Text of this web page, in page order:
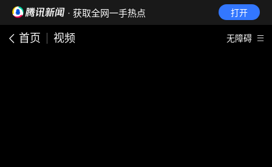
· 获取全网一手热点 打开
首页 视频 无障碍